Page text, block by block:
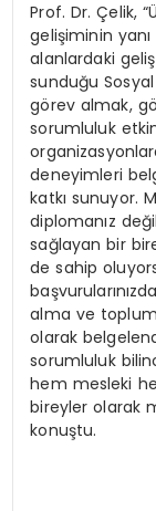
Prof. Dr. Çelik,
gelişiminin
alanlardaki
sunduğu
görev almak,
sorumluluk
deneyimleri
katkı sunuyor.
diplomanız
sağlayan bir
de sahip
alma ve
olarak
sorumluluk
hem mesleki
bireyler olarak
konuştu.